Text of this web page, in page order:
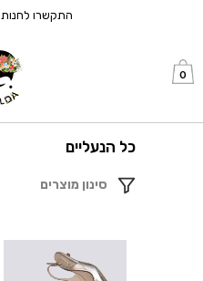
התקשרו לחנות
0
כל הנעליים
סינון מוצרים